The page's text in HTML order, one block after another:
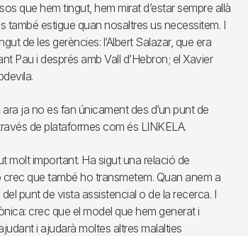
que hem tingut, hem mirat d’estar sempre allà
també estigue quan nosaltres us necessitem. I
de les gerències: l’Albert Salazar, que era
Pau i després amb Vall d’Hebron; el Xavier
ja no es fan únicament des d’un punt de
de plataformes com és LINKELA.
molt important. Ha sigut una relació de
que també ho transmetem. Quan anem a
punt de vista assistencial o de la recerca. I
crec que el model que hem generat i
i ajudarà moltes altres malalties